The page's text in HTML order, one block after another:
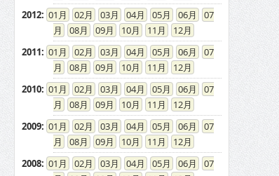
2012: 01 02 03 04 05 06
07
08
09 10 11
12
2011: 01 02 03 04 05 06
07
08
09 10 11
12
2010: 01 02 03 04 05 06
07
08
09 10 11
12
2009: 01 02 03 04 05 06
07
08
09 10 11
12
2008: 01 02 03 04 05 06
07